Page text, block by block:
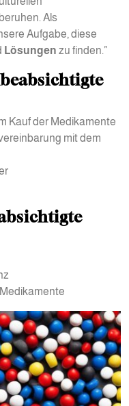
Als
Aufgabe, diese
Lösungen zu finden.”
Kauf der Medikamente
mit dem